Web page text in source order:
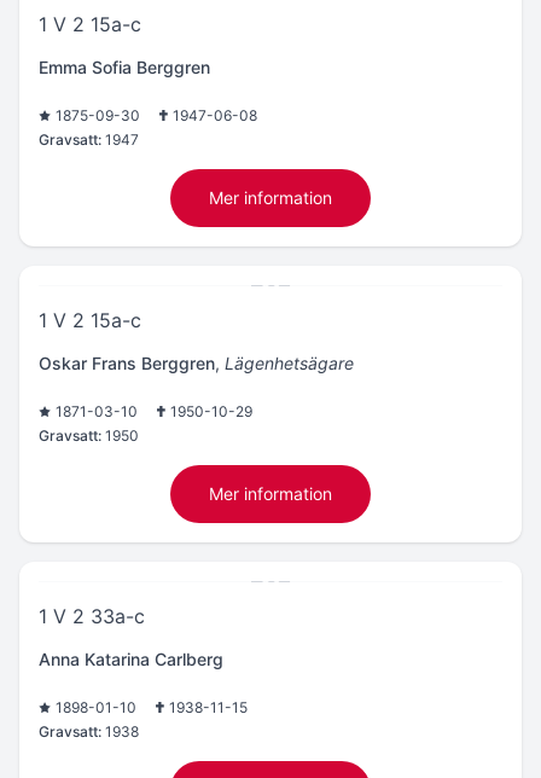
1 V 2 15a-c
Emma Sofia Berggren
1875-09-30
1947-06-08
Gravsatt: 1947
Mer information
1 V 2 15a-c
Oskar Frans Berggren, Lägenhetsägare
1871-03-10
1950-10-29
Gravsatt: 1950
Mer information
1 V 2 33a-c
Anna Katarina Carlberg
1898-01-10
1938-11-15
Gravsatt: 1938